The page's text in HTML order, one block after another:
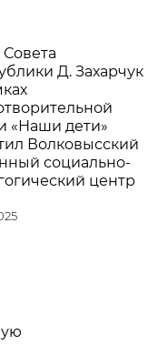
Д. Захарчук
«Наши дети»
Волковысский
социально-
центр